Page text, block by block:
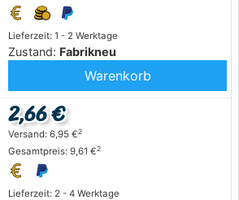
Lieferzeit: 1 - 2 Werktage
Zustand: Fabrikneu
Warenkorb
Lieferzeit: 2 - 4 Werktage
2,66 €
Versand: 6,95 €2
Gesamtpreis: 9,61 €2